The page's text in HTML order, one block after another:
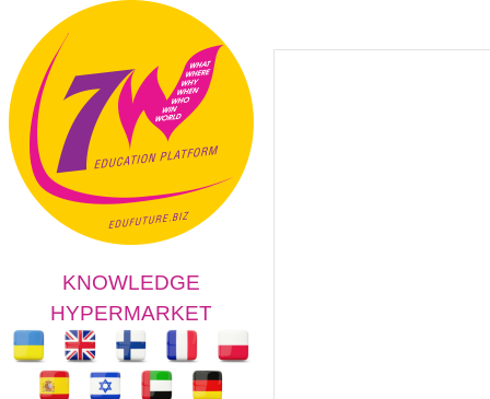
KNOWLEDGE
HYPERMARKET